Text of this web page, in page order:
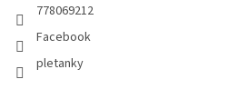
778069212
Facebook
pletanky